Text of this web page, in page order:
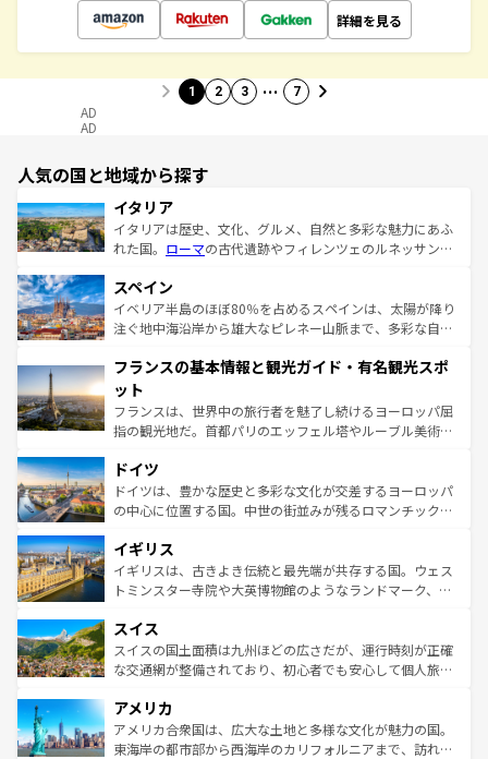
詳細を見る
1 2 3 … 7
AD
AD
人気の国と地域から探す
イタリア
イタリアは歴史、文化、グルメ、自然と多彩な魅力にあふ
れた国。 ローマの古代遺跡やフィレンツェのルネッサンス
ろん、トスカーナの美しい田園風景やアマルフィ海岸の絶
景など、自然景観も見逃せない。観光の合間には、本場の
ピザやパスタなど、絶品のイタリア料理を堪能することも
ませてくれるイタリアで、忘れられない旅をしてみよう！
なお、新着のイタリア情報は
しい。
スペイン
イベリア半島のほぼ80％を占めるスペインは、太陽が降り
注ぐ地中海沿岸から雄大なピレネー山脈まで、多彩な自然
文化が根付くこの国では、情熱的なフラメンコ、熱気あふ
れる闘牛、そして美味しいタパスが生活の一部となってい
る。首都マドリードの洗練された雰囲気や、バルセロナの
アートに溢れた街角から、地方では古代ローマ遺跡や中世
せる。地方によって風土や気候が異なるスペインはその個
性で訪れる人を魅了する。 なお、新着のスペイン情報は コ
ンテンツ一覧を参照してほしい。
フランスの基本情報と観光ガイド・有名観光スポ
ット
フランスは、世界中の旅行者を魅了し続けるヨーロッパ屈
指の観光地だ。首都パリのエッフェル塔やルーブル美術館
で、幅広い魅力が詰まっている。華麗な宮殿、歴史的な大
聖堂、美しいビーチ、そして豊かな自然が、訪れる者を心
から魅了する。また、フランスは美食の国としても知ら
いる。シャンパンの発祥地であるランス、プロヴァンスの
香り高いラベンダー畑など、多彩な楽しみ方が可能だ。さ
らに、パリ以外の地域にも魅力が溢れており、どの街角に
れる地方に足を運ぶとそれぞれで全く異なる文化を体験で
きるだろう。 なお、新着のフランス情報はコンテンツ一覧
を参照してほしい。
ドイツ
ドイツは、豊かな歴史と多彩な文化が交差するヨーロッパ
の中心に位置する国。中世の街並みが残るロマンチック街
顔を持つこの国は、どこを歩いても飽きることがない。ベ
ルリンの文化的活気、バイエルン州のアルプスの絶景、そ
してライン川沿いのワイン畑といった風景は必見。ビール
は、お酒好きな人にはぜひ体験してほしい。 なお、新着の
ドイツ情報はコンテンツ一覧を参照してほしい。
イギリス
イギリスは、古きよき伝統と最先端が共存する国。ウェス
トミンスター寺院や大英博物館のようなランドマーク、歴
リアごとに異なる魅力がある。また、優雅なアフタヌーン
ティー、ビール好きにはたまらない英国パブ、サッカー観
戦など、本場だからこそできる体験も豊富。イギリスを旅
ンツ一覧を参照してほしい。
スイス
スイスの国土面積は九州ほどの広さだが、運行時刻が正確
な交通網が整備されており、初心者でも安心して個人旅行
の建物がそのまま残る町や、スイスならではのユニークな
博物館もあり、アルプス観光だけでなく町歩きも満喫する
ことができる。国民の所得が高いため物価も高いが、旅行
アメリカ
アメリカ合衆国は、広大な土地と多様な文化が魅力の国。
東海岸の都市部から西海岸のカリフォルニアまで、訪れる